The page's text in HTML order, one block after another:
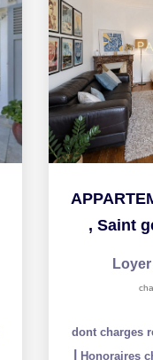
, Saint
dont charges
Honoraires